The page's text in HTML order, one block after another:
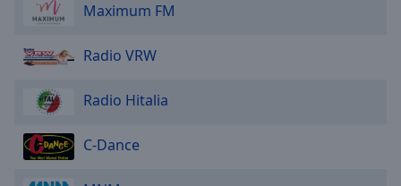
Maximum FM
Radio VRW
Radio Hitalia
C-Dance